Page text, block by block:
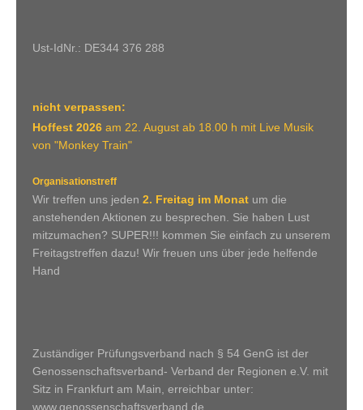
Ust-IdNr.: DE344 376 288
nicht verpassen:
Hoffest 2026 am 22. August ab 18.00 h mit Live Musik
von "Monkey Train"
Organisationstreff
Wir treffen uns jeden 2. Freitag im Monat um die
anstehenden Aktionen zu besprechen. Sie haben Lust
mitzumachen? SUPER!!! kommen Sie einfach zu unserem
Freitagstreffen dazu! Wir freuen uns über jede helfende
Hand
Zuständiger Prüfungsverband nach § 54 GenG ist der
Genossenschaftsverband- Verband der Regionen e.V. mit
Sitz in Frankfurt am Main, erreichbar unter:
www.genossenschaftsverband.de